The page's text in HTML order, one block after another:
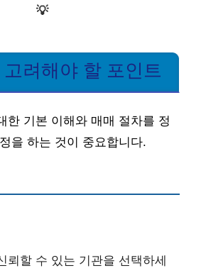
💡
려해야 할 포인트
한 기본 이해와 매매 절차를 정
을 하는 것이 중요합니다.
뢰할 수 있는 기관을 선택하세